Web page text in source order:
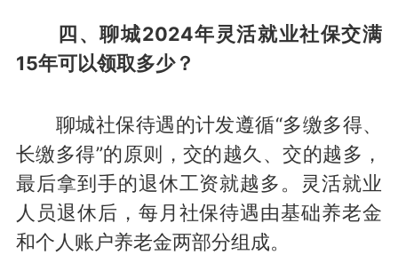
四、聊城2024年灵活就业社保交满
15年可以领取多少？
聊城社保待遇的计发遵循“多缴多得、
长缴多得”的原则，交的越久、交的越多，
最后拿到手的退休工资就越多。灵活就业
人员退休后，每月社保待遇由基础养老金
和个人账户养老金两部分组成。